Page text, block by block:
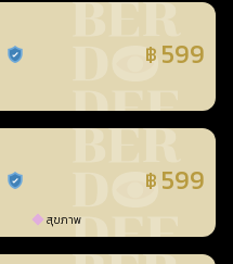
ร้านยืนยันแล้ว ฿ 599
ร้านยืนยันแล้ว ฿ 599
สุขภาพ